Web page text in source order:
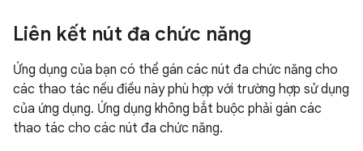
Liên kết nút đa chức năng
Ứng dụng của bạn có thể gán các nút đa chức năng cho
các thao tác nếu điều này phù hợp với trường hợp sử dụng
của ứng dụng. Ứng dụng không bắt buộc phải gán các
thao tác cho các nút đa chức năng.